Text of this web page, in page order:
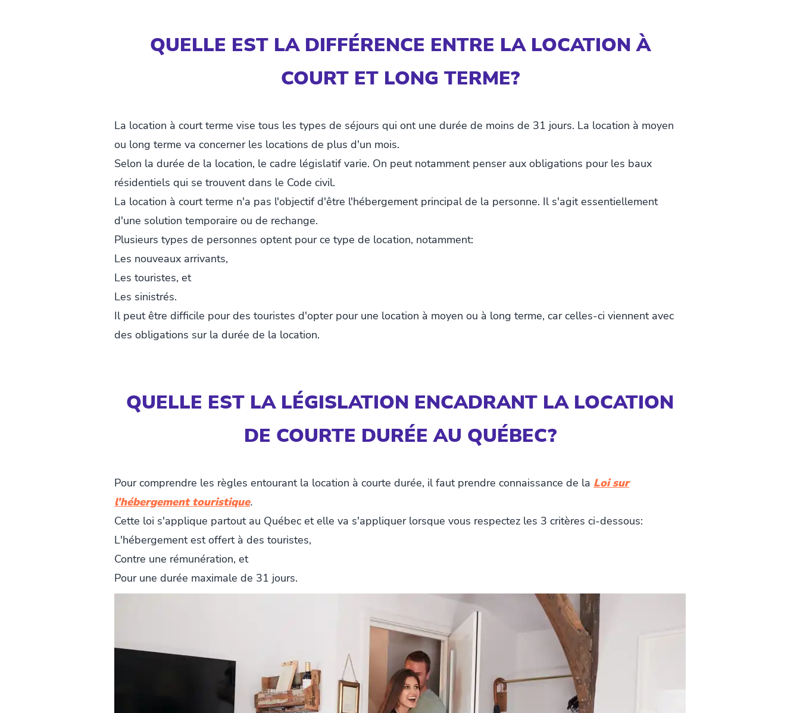
QUELLE EST LA DIFFÉRENCE ENTRE LA LOCATION À
COURT ET LONG TERME?
La location à court terme vise tous les types de séjours qui ont une durée de moins de 31 jours. La location à moyen
ou long terme va concerner les locations de plus d'un mois.
Selon la durée de la location, le cadre législatif varie. On peut notamment penser aux obligations pour les baux
résidentiels qui se trouvent dans le Code civil.
La location à court terme n'a pas l'objectif d'être l'hébergement principal de la personne. Il s'agit essentiellement
d'une solution temporaire ou de rechange.
Plusieurs types de personnes optent pour ce type de location, notamment:
Les nouveaux arrivants,
Les touristes, et
Les sinistrés.
Il peut être difficile pour des touristes d'opter pour une location à moyen ou à long terme, car celles-ci viennent avec
des obligations sur la durée de la location.
QUELLE EST LA LÉGISLATION ENCADRANT LA LOCATION
DE COURTE DURÉE AU QUÉBEC?
Pour comprendre les règles entourant la location à courte durée, il faut prendre connaissance de la Loi sur
l'hébergement touristique.
Cette loi s'applique partout au Québec et elle va s'appliquer lorsque vous respectez les 3 critères ci-dessous:
L'hébergement est offert à des touristes,
Contre une rémunération, et
Pour une durée maximale de 31 jours.